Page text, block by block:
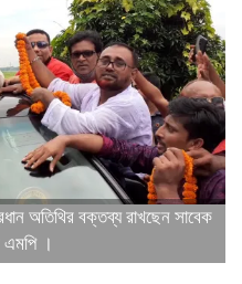
অতিথির বক্তব্য রাখছেন সাবেক
এমপি ।